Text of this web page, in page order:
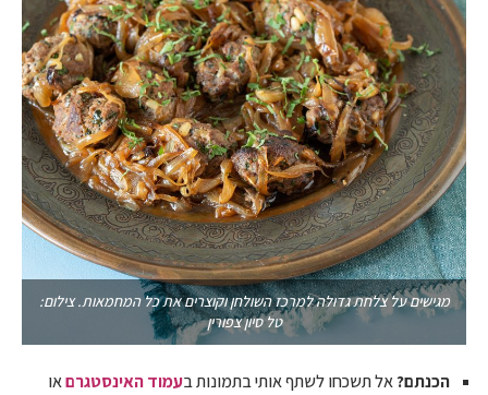
מגישים על צלחת גדולה למרכז השולחן וקוצרים את כל המחמאות. צילום:
טל סיון צפורין
הכנתם?אל תשכחו לשתף אותי בתמונות בעמוד האינסטגרםאו